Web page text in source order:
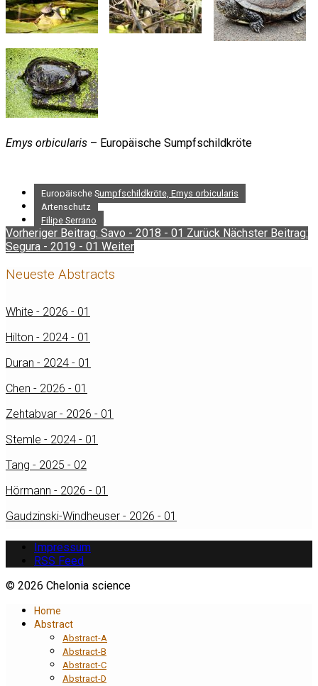
Emys orbicularis – Europäische Sumpfschildkröte
Europäische Sumpfschildkröte, Emys orbicularis
Artenschutz
Filipe Serrano
Vorheriger Beitrag: Savo - 2018 - 01 Zurück Nächster Beitrag:
Segura - 2019 - 01 Weiter
Neueste Abstracts
White - 2026 - 01
Hilton - 2024 - 01
Duran - 2024 - 01
Chen - 2026 - 01
Zehtabvar - 2026 - 01
Stemle - 2024 - 01
Tang - 2025 - 02
Hörmann - 2026 - 01
Gaudzinski-Windheuser - 2026 - 01
Impressum
RSS Feed
© 2026 Chelonia science
Home
Abstract
Abstract-A
Abstract-B
Abstract-C
Abstract-D